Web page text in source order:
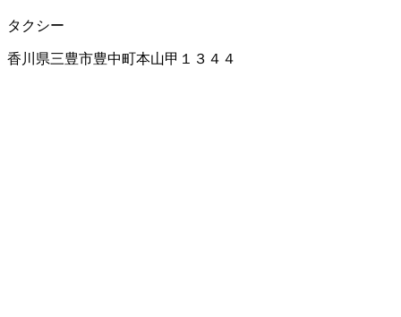
タクシー
香川県三豊市豊中町本山甲１３４４